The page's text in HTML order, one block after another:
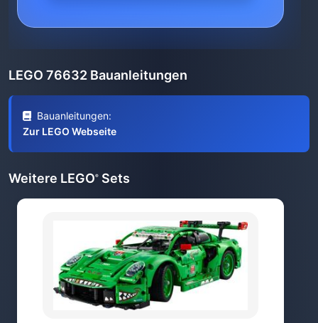
LEGO 76632 Bauanleitungen
Bauanleitungen:
Zur LEGO Webseite
Weitere LEGO® Sets